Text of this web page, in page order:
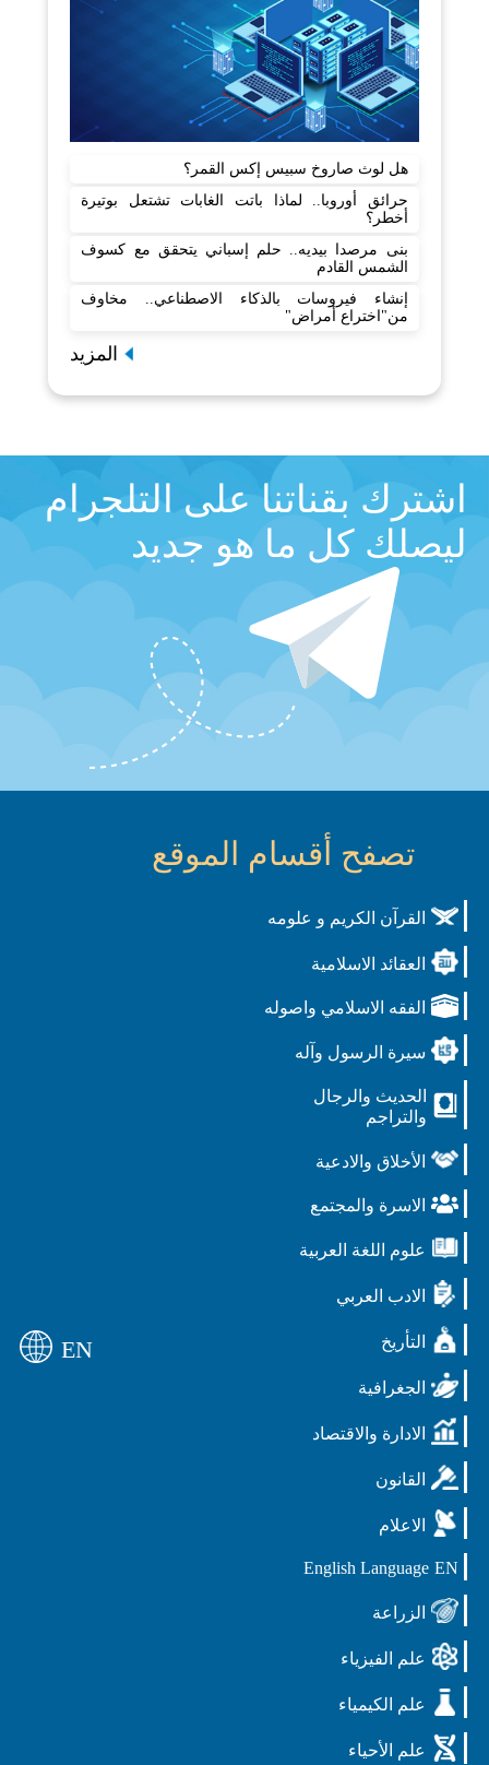
هل لوث صاروخ سبيس إكس القمر؟
حرائق أوروبا.. لماذا باتت الغابات تشتعل بوتيرة
أخطر؟
بنى مرصدا بيديه.. حلم إسباني يتحقق مع كسوف
الشمس القادم
إنشاء فيروسات بالذكاء الاصطناعي.. مخاوف
من"اختراع أمراض"
المزيد
اشترك بقناتنا على التلجرام
ليصلك كل ما هو جديد
تصفح أقسام الموقع
القرآن الكريم و علومه
العقائد الاسلامية
الفقه الاسلامي واصوله
سيرة الرسول وآله
الحديث والرجال
والتراجم
الأخلاق والادعية
الاسرة والمجتمع
علوم اللغة العربية
الادب العربي
التأريخ
الجغرافية
الادارة والاقتصاد
القانون
الاعلام
EN
English Language
الزراعة
علم الفيزياء
علم الكيمياء
علم الأحياء
EN